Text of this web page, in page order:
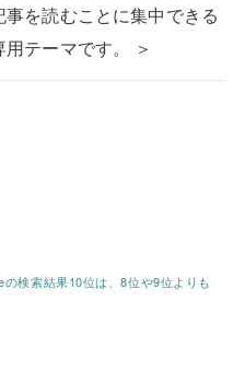
を読むことに集中できる
テーマです。 ＞
の検索結果10位は、8位や9位よりも